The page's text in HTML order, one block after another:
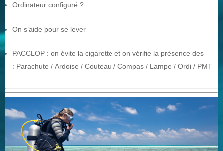
Ordinateur configuré ?
On s’aide pour se lever
PACCLOP : on évite la cigarette et on vérifie la présence des
: Parachute / Ardoise / Couteau / Compas / Lampe / Ordi / PMT